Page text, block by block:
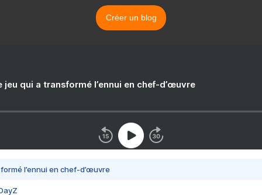
Créer un blog
jeu qui a transformé l’ennui en chef-d’œuvre
l’ennui en chef-d’œuvre